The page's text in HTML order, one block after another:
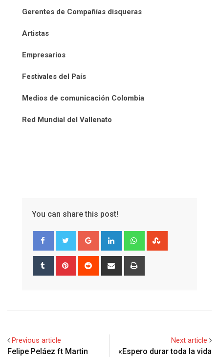
Gerentes de Compañías disqueras
Artistas
Empresarios
Festivales del País
Medios de comunicación Colombia
Red Mundial del Vallenato
You can share this post!
Google+ LinkedIn Whatsapp
Tumblr Pinterest Reddit
Share
Previous article
Felipe Peláez ft Martin
Next article
«Espero durar toda la vida